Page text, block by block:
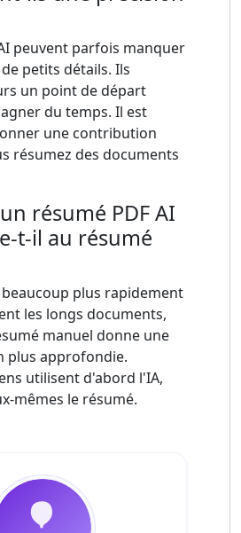
peuvent parfois manquer
petits détails. Ils
un point de départ
du temps. Il est
une contribution
résumez des documents
résumé PDF AI
t-il au résumé
plus rapidement
les longs documents,
manuel donne une
plus approfondie.
utilisent d'abord l'IA,
mêmes le résumé.